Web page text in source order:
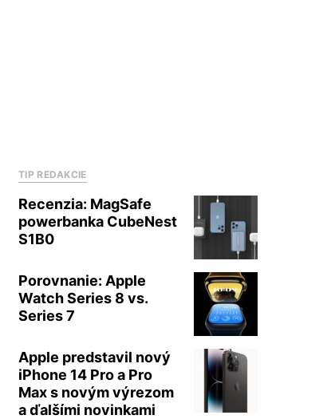
TIP REDAKCIE
Recenzia: MagSafe
powerbanka CubeNest
S1B0
Porovnanie: Apple
Watch Series 8 vs.
Series 7
Apple predstavil nový
iPhone 14 Pro a Pro
Max s novým výrezom
a ďalšími novinkami